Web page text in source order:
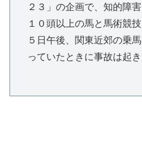
２３」の企画で、知的障
１０頭以上の馬と馬術競
５日午後、関東近郊の乗
っていたときに事故は起き